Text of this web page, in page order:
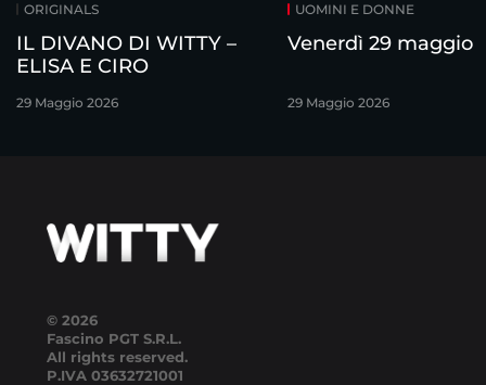
ORIGINALS
IL DIVANO DI WITTY –
ELISA E CIRO
29 Maggio 2026
UOMINI E DONNE
Venerdì 29 maggio
29 Maggio 2026
© 2026
Fascino PGT S.R.L.
All rights reserved.
P.IVA 03632721001